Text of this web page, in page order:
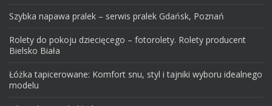
Szybka napawa pralek – serwis pralek Gdańsk, Poznań
Rolety do pokoju dziecięcego – fotorolety. Rolety producent
Bielsko Biała
Łóżka tapicerowane: Komfort snu, styl i tajniki wyboru idealnego
modelu